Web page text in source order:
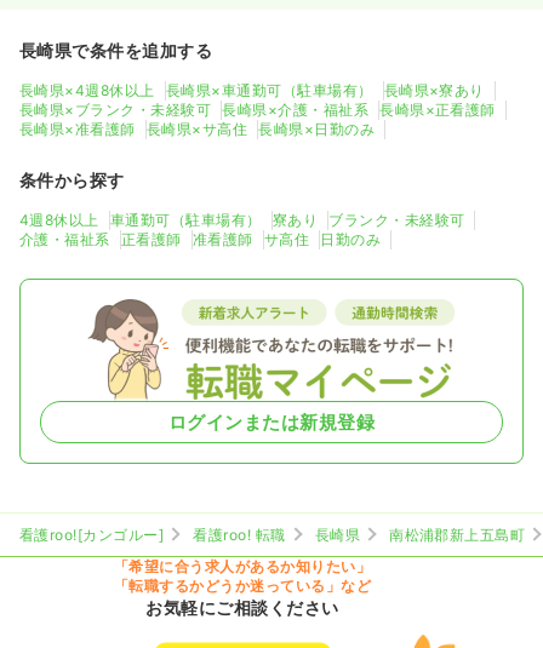
長崎県で条件を追加する
長崎県×4週8休以上 長崎県×車通勤可（駐車場有）
長崎県×寮あり
長崎県×ブランク・未経験可
長崎県×介護・福祉系
長崎県×正看護師
長崎県×准看護師
長崎県×サ高住 長崎県×日勤のみ
条件から探す
4週8休以上 車通勤可（駐車場有） 寮あり
ブランク・未経験可
介護・福祉系
正看護師 准看護師 サ高住 日勤のみ
ログインまたは新規登録
看護roo![カンゴルー] 看護roo! 転職 長崎県
南松浦郡新上五島町
「希望に合う求人があるか知りたい」
「転職するかどうか迷っている」など
お気軽にご相談ください